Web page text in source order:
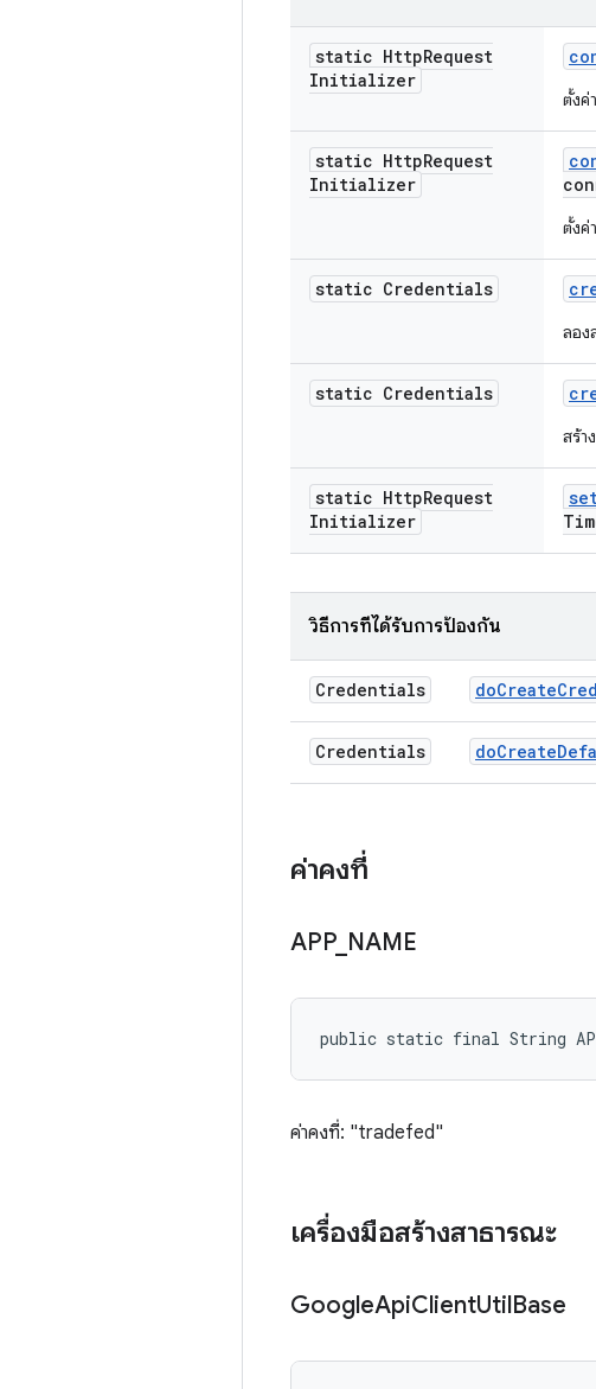
static HttpRequest
Initializer
ตั้งค่
static HttpRequest
Initializer
ตั้งค่
static Credentials
ลอง
static Credentials
สร้า
static HttpRequest
Initializer
วิธีการที่ได้รับการป้องกัน
Credentials doCreate
Credentials doCreate
ค่าคงที่
APP_ NAME
public static final String
ค่าคงที่: "tradefed"
เครื่องมือสร้างสาธารณะ
GoogleApiClientUtilBase